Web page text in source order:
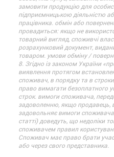
замовити продукцію для
підприємницькою діяльністю
працівника. обмін або
провадиться: якщо не
товарний вигляд, споживчі
розрахунковий документ,
товаром. умови обміну /
8. Згідно із законом України
виявлення протягом
споживач, в порядку та в
право вимагати безоплатного
строк. вимоги споживача,
задоволенню, якщо продавець,
задовольняє вимоги
статті) доведуть, що недоліки
споживачем правил
Споживач має право брати
або через свого представника.